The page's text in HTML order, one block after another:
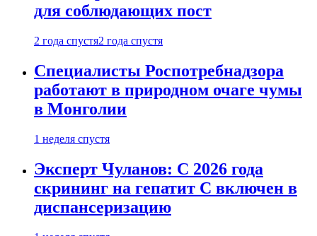
для соблюдающих пост
2 года спустя2 года спустя
Специалисты Роспотребнадзора
работают в природном очаге чумы
в Монголии
1 неделя спустя
Эксперт Чуланов: С 2026 года
скрининг на гепатит С включен в
диспансеризацию